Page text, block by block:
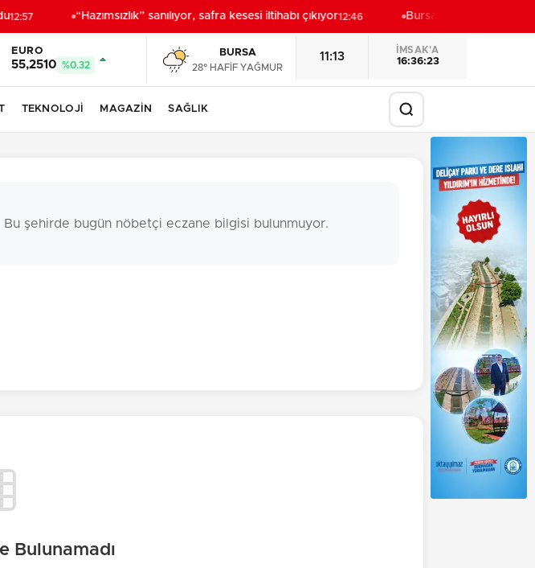
12:57 “Hazımsızlık” sanılıyor, safra kesesi iltihabı çıkıyor12:46 Bursa Keles'te yollar
EURO
55,2510 %0.32
BURSA
28° HAFİF YAĞMUR
11:13
İMSAK'A
16:36:22
TEKNOLOJİ MAGAZİN SAĞLIK
Bu şehirde bugün nöbetçi eczane bilgisi bulunmuyor.
Bulunamadı